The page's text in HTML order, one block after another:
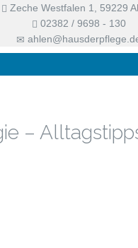
Zeche Westfalen 1, 59229
02382 / 9698 - 130
–